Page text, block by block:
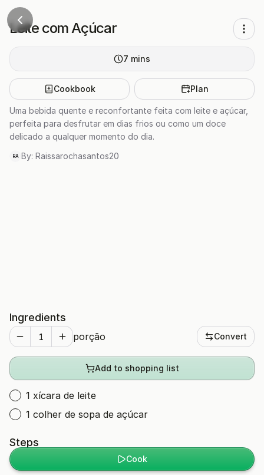
Leite com Açúcar
7 mins
Cookbook Plan
Uma bebida quente e reconfortante feita com leite e açúcar,
perfeita para desfrutar em dias frios ou como um doce
delicado a qualquer momento do dia.
RA By: Raissarochasantos20
Ingredients
porção Convert
Add to shopping list
1 xícara de leite
1 colher de sopa de açúcar
Steps
Cook